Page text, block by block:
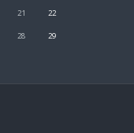
21 22
28 29